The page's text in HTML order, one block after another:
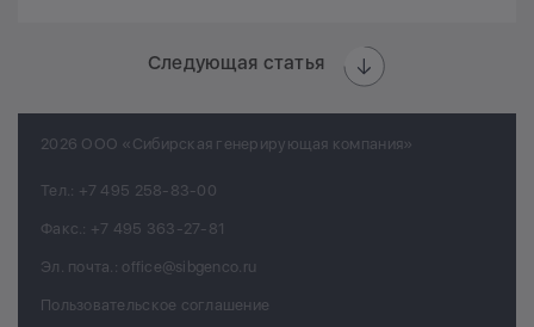
Следующая статья
2026 ООО «Сибирская генерирующая компания»
Тел.: +7 495 258-83-00
Факс.: +7 495 363-27-81
Эл. почта.: office@sibgenco.ru
Пользовательское соглашение